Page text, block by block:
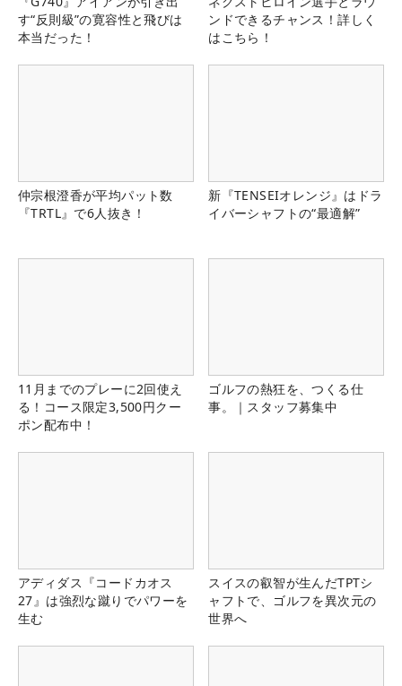
す“反則級”の寛容性と飛びは
本当だった！
ンドできるチャンス！詳しく
はこちら！
仲宗根澄香が平均パット数
『TRTL』で6人抜き！
新『TENSEIオレンジ』はドラ
イバーシャフトの“最適解”
11月までのプレーに2回使え
る！コース限定3,500円クー
ポン配布中！
ゴルフの熱狂を、つくる仕
事。｜スタッフ募集中
アディダス『コードカオス
27』は強烈な蹴りでパワーを
生む
スイスの叡智が生んだTPTシ
ャフトで、ゴルフを異次元の
世界へ